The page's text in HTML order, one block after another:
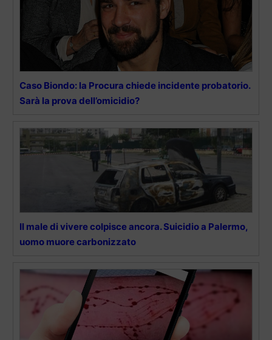
Caso Biondo: la Procura chiede incidente probatorio.
Sarà la prova dell’omicidio?
Il male di vivere colpisce ancora. Suicidio a Palermo,
uomo muore carbonizzato